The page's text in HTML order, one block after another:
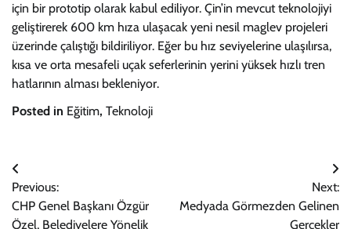
için bir prototip olarak kabul ediliyor. Çin’in mevcut teknolojiyi
geliştirerek 600 km hıza ulaşacak yeni nesil maglev projeleri
üzerinde çalıştığı bildiriliyor. Eğer bu hız seviyelerine ulaşılırsa,
kısa ve orta mesafeli uçak seferlerinin yerini yüksek hızlı tren
hatlarının alması bekleniyor.
Posted in Eğitim, Teknoloji
Yazı
gezinmesi
Previous:
CHP Genel Başkanı Özgür
Özel, Belediyelere Yönelik
Next:
Medyada Görmezden Gelinen
Gerçekler